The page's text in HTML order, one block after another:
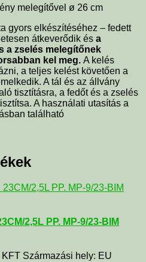
melegítővel ø 26 cm
gyors elkészítéséhez – fedett
átkeverődik és a
a zselés melegítőnek
kel meg. A kelés
a teljes kelést követően a
A tál és az állvány
tisztításra, a fedőt és a zselés
A használati utasítás a
található
2,5L PP. MP-9/23-BIM
Származási hely: EU